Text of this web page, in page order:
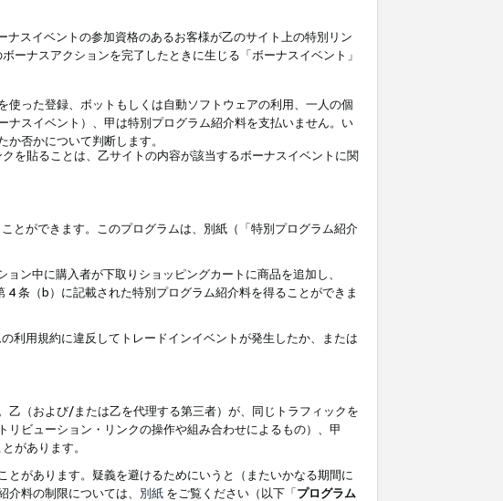
ナスイベントの参加資格のあるお客様が乙のサイト上の特別リン
ーナスアクションを完了したときに生じる「ボーナスイベント」
った登録、ボットもしくは自動ソフトウェアの利用、一人の個
スイベント）、甲は特別プログラム紹介料を支払いません。い
否かについて判断します。
を貼ることは、乙サイトの内容が該当するボーナスイベントに関
とができます。このプログラムは、別紙（「特別プログラム紹介
ン中に購入者が下取りショッピングカートに商品を追加し、
条（b）に記載された特別プログラム紹介料を得ることができま
利用規約に違反してトレードインイベントが発生したか、または
（および/または乙を代理する第三者）が、同じトラフィックを
ビューション・リンクの操作や組み合わせによるもの）、甲
があります。
があります。疑義を避けるためにいうと（またいかなる期間に
料の制限については、 別紙 をご覧ください（以下「プログラム